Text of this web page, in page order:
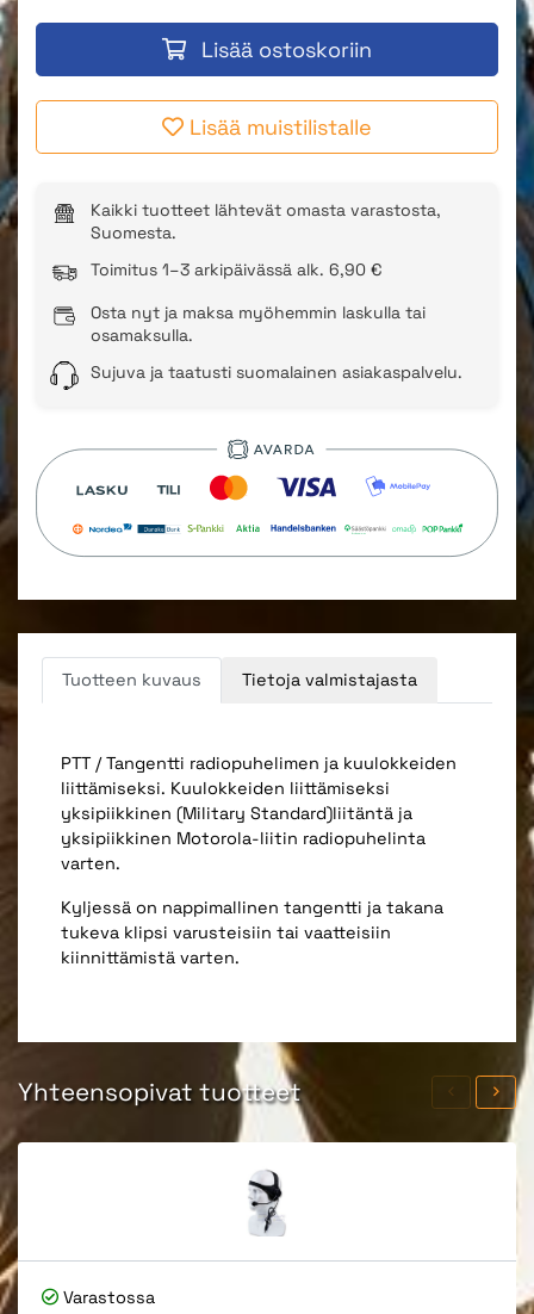
Lisää ostoskoriin
Lisää muistilistalle
Kaikki tuotteet lähtevät omasta varastosta,
Suomesta.
Toimitus 1–3 arkipäivässä alk. 6,90 €
Osta nyt ja maksa myöhemmin laskulla tai
osamaksulla.
Sujuva ja taatusti suomalainen asiakaspalvelu.
Tuotteen kuvaus Tietoja valmistajasta
PTT / Tangentti radiopuhelimen ja kuulokkeiden
liittämiseksi. Kuulokkeiden liittämiseksi
yksipiikkinen (Military Standard)liitäntä ja
yksipiikkinen Motorola-liitin radiopuhelinta
varten.
Kyljessä on nappimallinen tangentti ja takana
tukeva klipsi varusteisiin tai vaatteisiin
kiinnittämistä varten.
Yhteensopivat tuotteet
Varastossa